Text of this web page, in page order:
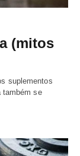
(mitos
suplementos
também se